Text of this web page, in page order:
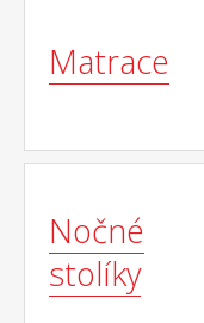
Matrace
Nočné
stolíky